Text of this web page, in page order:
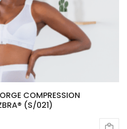
COMPRESSION
(S/021)